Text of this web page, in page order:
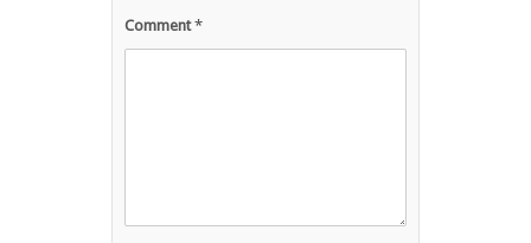
Comment*